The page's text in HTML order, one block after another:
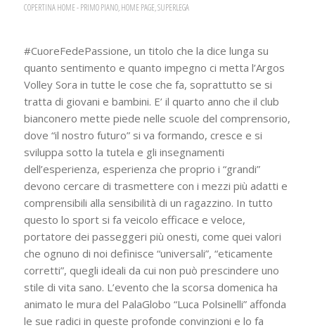
COPERTINA HOME - PRIMO PIANO,HOME PAGE,SUPERLEGA
#CuoreFedePassione, un titolo che la dice lunga su
quanto sentimento e quanto impegno ci metta l’Argos
Volley Sora in tutte le cose che fa, soprattutto se si
tratta di giovani e bambini. E’ il quarto anno che il club
bianconero mette piede nelle scuole del comprensorio,
dove “il nostro futuro” si va formando, cresce e si
sviluppa sotto la tutela e gli insegnamenti
dell’esperienza, esperienza che proprio i “grandi”
devono cercare di trasmettere con i mezzi più adatti e
comprensibili alla sensibilità di un ragazzino. In tutto
questo lo sport si fa veicolo efficace e veloce,
portatore dei passeggeri più onesti, come quei valori
che ognuno di noi definisce “universali”, “eticamente
corretti”, quegli ideali da cui non può prescindere uno
stile di vita sano. L’evento che la scorsa domenica ha
animato le mura del PalaGlobo “Luca Polsinelli” affonda
le sue radici in queste profonde convinzioni e lo fa